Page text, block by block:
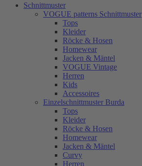
Schnittmuster
VOGUE patterns Schnittmuster
Tops
Kleider
Röcke & Hosen
Homewear
Jacken & Mäntel
VOGUE Vintage
Herren
Kids
Accessoires
Einzelschnittmuster Burda
Tops
Kleider
Röcke & Hosen
Homewear
Jacken & Mäntel
Curvy
Herren